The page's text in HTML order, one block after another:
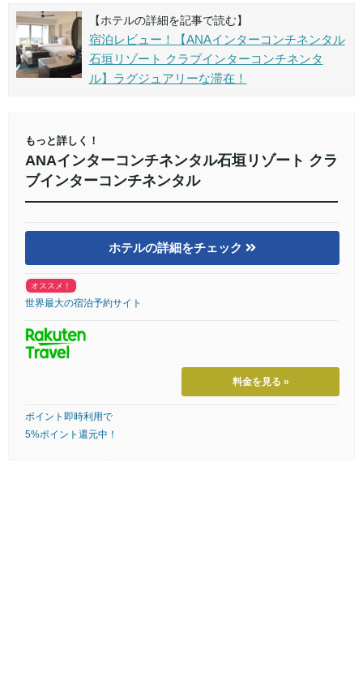
【ホテルの詳細を記事で読む】
宿泊レビュー！【ANAインターコンチネンタル
石垣リゾート クラブインターコンチネンタ
ル】ラグジュアリーな滞在！
もっと詳しく！
ANAインターコンチネンタル石垣リゾート クラ
ブインターコンチネンタル
ホテルの詳細をチェック
オススメ！
世界最大の宿泊予約サイト
料金を見る »
ポイント即時利用で
5%ポイント還元中！